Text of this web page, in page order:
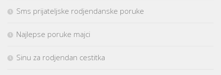
Sms prijateljske rodjendanske poruke
Najlepse poruke majci
Sinu za rodjendan cestitka